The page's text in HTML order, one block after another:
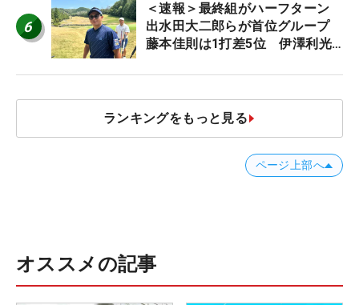
6
＜速報＞最終組がハーフターン
出水田大二郎らが首位グループ
藤本佳則は1打差5位 伊澤利光
JOYX OPEN】
ランキングをもっと見る
ページ上部へ
オススメの記事